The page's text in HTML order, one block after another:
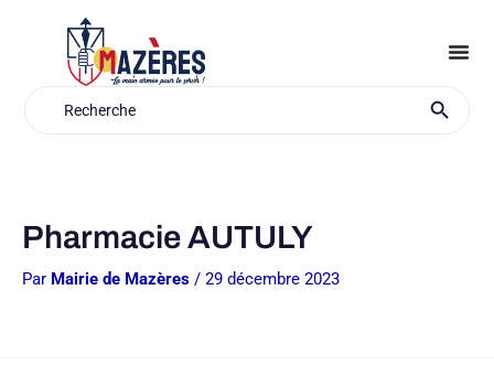
for:
Pharmacie AUTULY
Par Mairie de Mazères / 29 décembre 2023